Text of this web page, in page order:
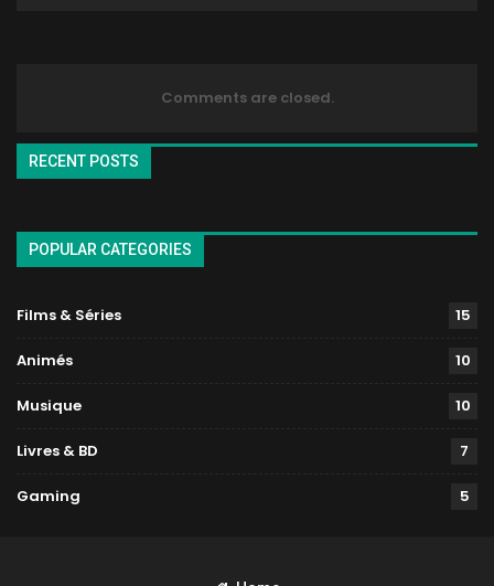
Comments are closed.
RECENT POSTS
POPULAR CATEGORIES
Films & Séries 15
Animés 10
Musique 10
Livres & BD 7
Gaming 5